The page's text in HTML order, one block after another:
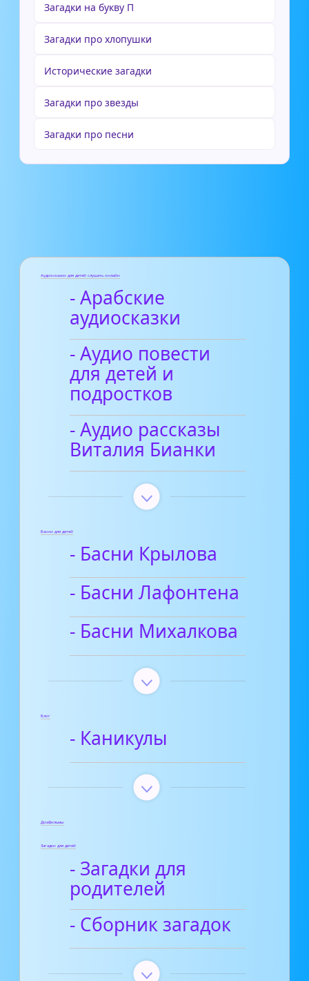
Загадки на букву П
Загадки про хлопушки
Исторические загадки
Загадки про звезды
Загадки про песни
Аудиосказки для детей слушать онлайн
- Арабские
аудиосказки
- Аудио повести
для детей и
подростков
- Аудио рассказы
Виталия Бианки
Басни для детей
- Басни Крылова
- Басни Лафонтена
- Басни Михалкова
Блог
- Каникулы
Диафильмы
Загадки для детей
- Загадки для
родителей
- Сборник загадок